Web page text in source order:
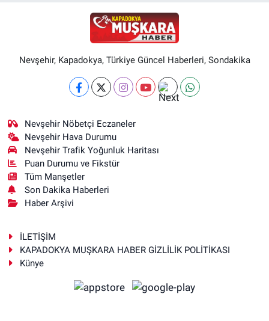
Nevşehir, Kapadokya, Türkiye Güncel Haberleri, Sondakika
Nevşehir Nöbetçi Eczaneler
Nevşehir Hava Durumu
Nevşehir Trafik Yoğunluk Haritası
Puan Durumu ve Fikstür
Tüm Manşetler
Son Dakika Haberleri
Haber Arşivi
İLETİŞİM
KAPADOKYA MUŞKARA HABER GİZLİLİK POLİTİKASI
Künye